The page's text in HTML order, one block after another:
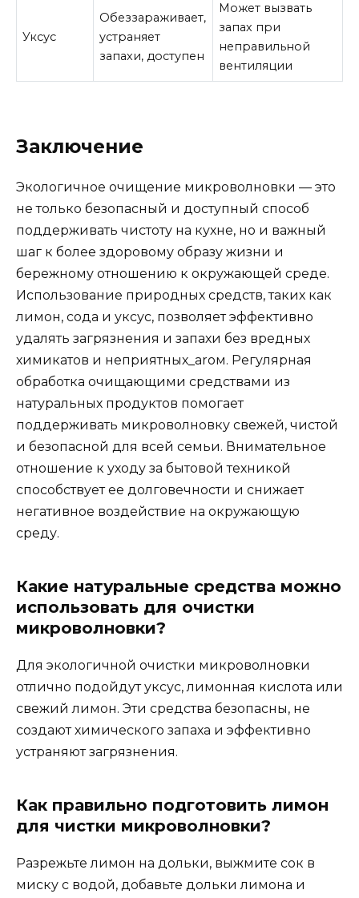
Уксус
Обеззараживает,
устраняет
запахи, доступен
Может вызвать
запах при
неправильной
вентиляции
Заключение
Экологичное очищение микроволновки — это
не только безопасный и доступный способ
поддерживать чистоту на кухне, но и важный
шаг к более здоровому образу жизни и
бережному отношению к окружающей среде.
Использование природных средств, таких как
лимон, сода и уксус, позволяет эффективно
удалять загрязнения и запахи без вредных
химикатов и неприятных_arом. Регулярная
обработка очищающими средствами из
натуральных продуктов помогает
поддерживать микроволновку свежей, чистой
и безопасной для всей семьи. Внимательное
отношение к уходу за бытовой техникой
способствует ее долговечности и снижает
негативное воздействие на окружающую
среду.
Какие натуральные средства можно
использовать для очистки
микроволновки?
Для экологичной очистки микроволновки
отлично подойдут уксус, лимонная кислота или
свежий лимон. Эти средства безопасны, не
создают химического запаха и эффективно
устраняют загрязнения.
Как правильно подготовить лимон
для чистки микроволновки?
Разрежьте лимон на дольки, выжмите сок в
миску с водой, добавьте дольки лимона и